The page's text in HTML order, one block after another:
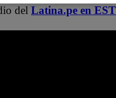
del Latina.pe en